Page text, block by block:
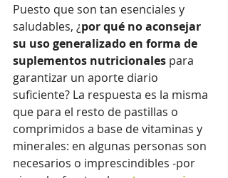
Puesto que son tan esenciales y
saludables, ¿por qué no aconsejar
su uso generalizado en forma de
suplementos nutricionales para
garantizar un aporte diario
suficiente? La respuesta es la misma
que para el resto de pastillas o
comprimidos a base de vitaminas y
minerales: en algunas personas son
necesarios o imprescindibles -por